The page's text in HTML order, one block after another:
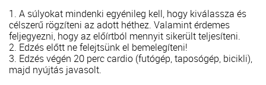
A súlyokat mindenki egyénileg kell, hogy kiválassza és
célszerű rögzíteni az adott héthez. Valamint érdemes
feljegyezni, hogy az előírtból mennyit sikerült teljesíteni.
Edzés előtt ne felejtsünk el bemelegíteni!
Edzés végén 20 perc cardio (futógép, taposógép, bicikli),
majd nyújtás javasolt.